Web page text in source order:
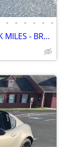
• • • • • •
2023 MAZDA MX-5 MIATA CLUB - ONLY 12K MILES - BREMBO/BBS/RECARO PACK